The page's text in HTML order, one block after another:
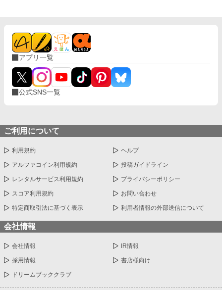
アプリ一覧
公式SNS一覧
ご利用について
利用規約 ヘルプ
アルファコイン利用規約 投稿ガイドライン
レンタルサービス利用規約 プライバシーポリシー
スコア利用規約 お問い合わせ
特定商取引法に基づく表示 利用者情報の外部送信について
会社情報
会社情報 IR情報
採用情報 書店様向け
ドリームブッククラブ